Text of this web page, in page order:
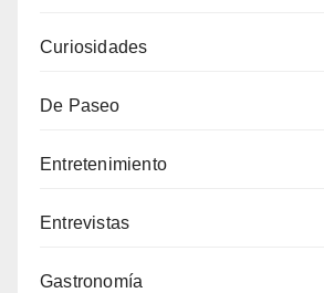
Curiosidades
De Paseo
Entretenimiento
Entrevistas
Gastronomía